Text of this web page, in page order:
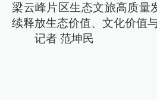
梁云峰片区生态文旅高质量
续释放生态价值、文化价值
记者 范坤民